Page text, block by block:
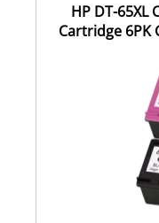
HP DT-65XL
Cartridge 6PK